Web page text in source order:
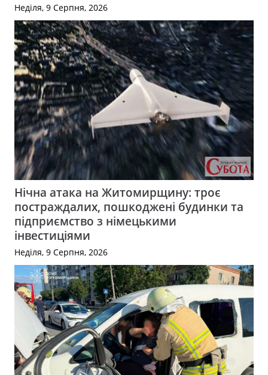
Неділя, 9 Серпня, 2026
Нічна атака на Житомирщину: троє
постраждалих, пошкоджені будинки та
підприємство з німецькими
інвестиціями
Неділя, 9 Серпня, 2026